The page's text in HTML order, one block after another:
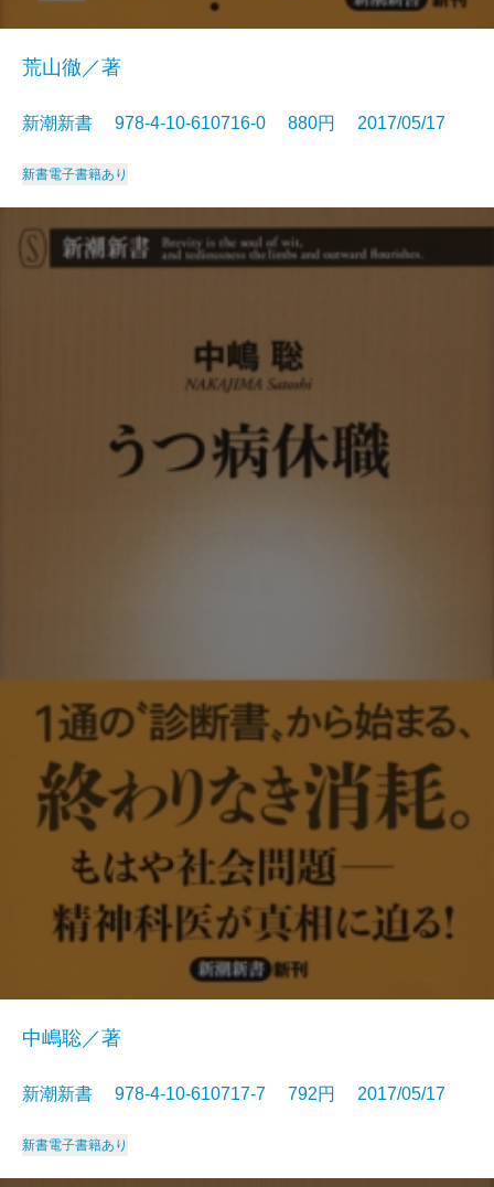
荒山徹／著
新潮新書 978-4-10-610716-0 880円 2017/05/17
新書電子書籍あり
中嶋聡／著
新潮新書 978-4-10-610717-7 792円 2017/05/17
新書電子書籍あり